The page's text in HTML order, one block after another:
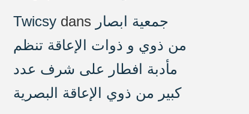
Twicsy dans جمعية ابصار
من ذوي و ذوات الإعاقة تنظم
مأدبة افطار على شرف عدد
كبير من ذوي الإعاقة البصرية